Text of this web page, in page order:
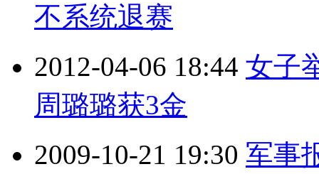
不系统退赛
2012-04-06 18:44 女子
周璐璐获3金
2009-10-21 19:30 军事